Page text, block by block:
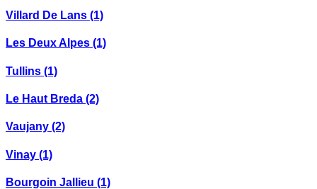
Villard De Lans (1)
Les Deux Alpes (1)
Tullins (1)
Le Haut Breda (2)
Vaujany (2)
Vinay (1)
Bourgoin Jallieu (1)